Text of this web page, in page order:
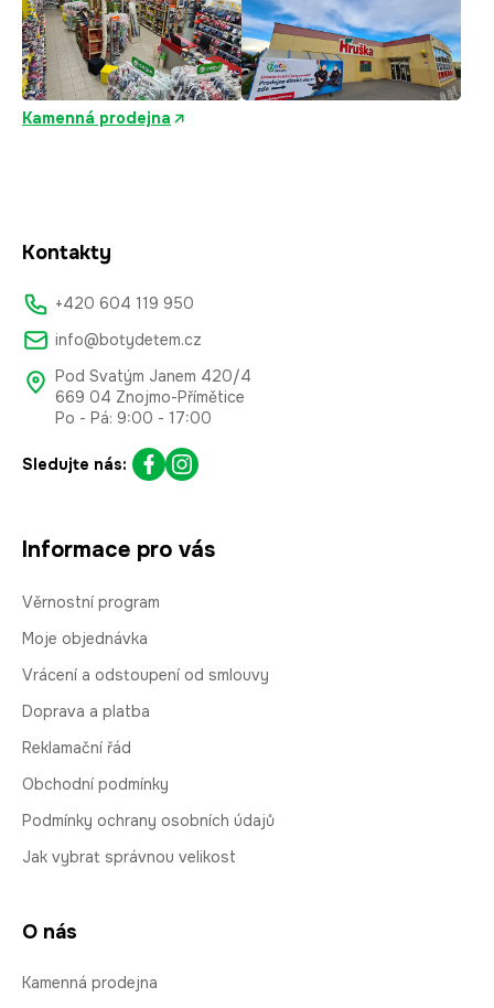
Kamenná prodejna
Kontakty
+420 604 119 950
info@botydetem.cz
Pod Svatým Janem 420/4
669 04 Znojmo-Přímětice
Po - Pá: 9:00 - 17:00
Sledujte nás:
Informace pro vás
Věrnostní program
Moje objednávka
Vrácení a odstoupení od smlouvy
Doprava a platba
Reklamační řád
Obchodní podmínky
Podmínky ochrany osobních údajů
Jak vybrat správnou velikost
O nás
Kamenná prodejna